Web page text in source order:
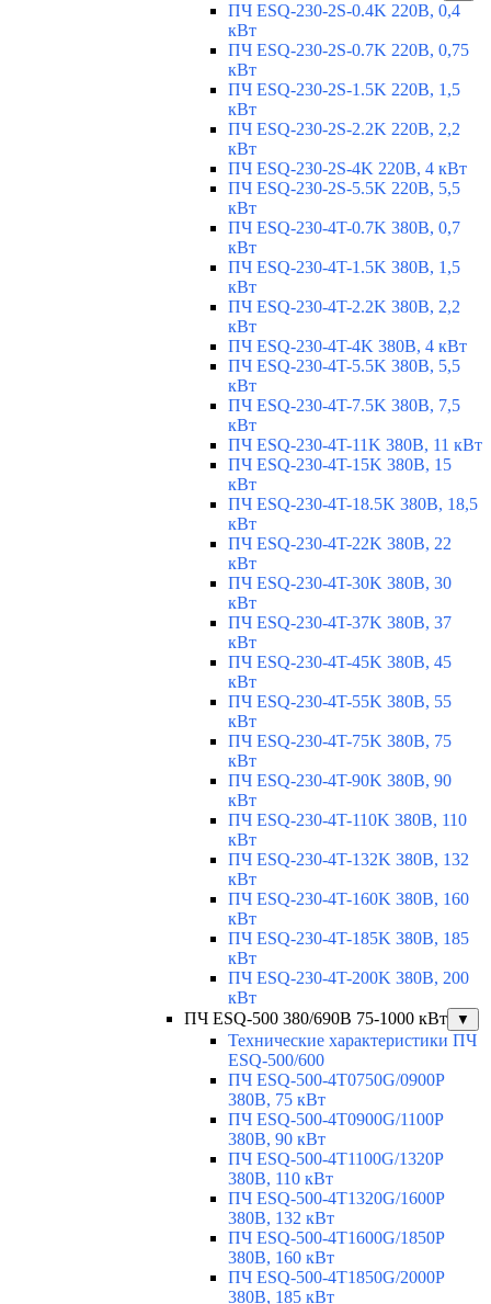
ПЧ ESQ-230-2S-0.4K 220В, 0,4
кВт
ПЧ ESQ-230-2S-0.7K 220В, 0,75
кВт
ПЧ ESQ-230-2S-1.5K 220В, 1,5
кВт
ПЧ ESQ-230-2S-2.2K 220В, 2,2
кВт
ПЧ ESQ-230-2S-4K 220В, 4 кВт
ПЧ ESQ-230-2S-5.5K 220В, 5,5
кВт
ПЧ ESQ-230-4T-0.7K 380В, 0,7
кВт
ПЧ ESQ-230-4T-1.5K 380В, 1,5
кВт
ПЧ ESQ-230-4T-2.2K 380В, 2,2
кВт
ПЧ ESQ-230-4T-4K 380В, 4 кВт
ПЧ ESQ-230-4T-5.5K 380В, 5,5
кВт
ПЧ ESQ-230-4T-7.5K 380В, 7,5
кВт
ПЧ ESQ-230-4T-11K 380В, 11 кВт
ПЧ ESQ-230-4T-15K 380В, 15
кВт
ПЧ ESQ-230-4T-18.5K 380В, 18,5
кВт
ПЧ ESQ-230-4T-22K 380В, 22
кВт
ПЧ ESQ-230-4T-30K 380В, 30
кВт
ПЧ ESQ-230-4T-37K 380В, 37
кВт
ПЧ ESQ-230-4T-45K 380В, 45
кВт
ПЧ ESQ-230-4T-55K 380В, 55
кВт
ПЧ ESQ-230-4T-75K 380В, 75
кВт
ПЧ ESQ-230-4T-90K 380В, 90
кВт
ПЧ ESQ-230-4T-110K 380В, 110
кВт
ПЧ ESQ-230-4T-132K 380В, 132
кВт
ПЧ ESQ-230-4T-160K 380В, 160
кВт
ПЧ ESQ-230-4T-185K 380В, 185
кВт
ПЧ ESQ-230-4T-200K 380В, 200
кВт
ПЧ ESQ-500 380/690В 75-1000 кВт
▼
Технические характеристики ПЧ
ESQ-500/600
ПЧ ESQ-500-4T0750G/0900P
380В, 75 кВт
ПЧ ESQ-500-4T0900G/1100P
380В, 90 кВт
ПЧ ESQ-500-4T1100G/1320P
380В, 110 кВт
ПЧ ESQ-500-4T1320G/1600P
380В, 132 кВт
ПЧ ESQ-500-4T1600G/1850P
380В, 160 кВт
ПЧ ESQ-500-4T1850G/2000P
380В, 185 кВт